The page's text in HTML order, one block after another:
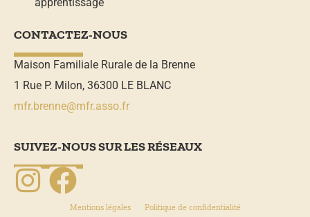
apprentissage
CONTACTEZ-NOUS
Maison Familiale Rurale de la Brenne
1 Rue P. Milon, 36300 LE BLANC
mfr.brenne@mfr.asso.fr
SUIVEZ-NOUS SUR LES RÉSEAUX
Mentions légales Politique de confidentialité